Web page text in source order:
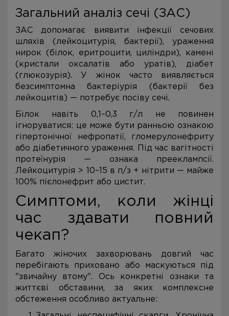
Загальний аналіз сечі (ЗАС)
ЗАС допомагає виявити інфекції сечових
шляхів (лейкоцитурія, бактерії), ураження
нирок (білок, еритроцити, циліндри), камені
(кристали оксалатів або уратів), діабет
(глюкозурія). У жінок часто виявляється
безсимптомна бактеріурія (бактерії без
лейкоцитів) — потребує посіву сечі.
Білок навіть 0,1–0,3 г/л не повинен
ігноруватися: це може бути ранньою ознакою
гіпертонічної нефропатії, гломерулонефриту
або діабетичного ураження. Під час вагітності
протеїнурія — ознака прееклампсії.
Лейкоцитурія > 10–15 в п/з + нітрити — майже
100% пієлонефрит або цистит.
Симптоми, коли жінці
час здавати повний
чекап?
Багато жіночих захворювань довгий час
перебігають приховано або маскуються під
"звичайну втому". Ось конкретні ознаки та
життєві обставини, за яких комплексне
обстеження особливо актуальне: